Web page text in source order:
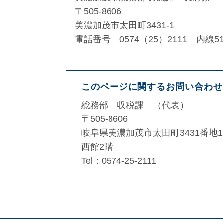
〒505-8606
美濃加茂市太田町3431-1
電話番号 0574（25）2111 内線
このページに関するお問い合わ
総務部
収税課
代表
〒505-8606
岐阜県美濃加茂市太田町3431番地1
西館2階
Tel：0574-25-2111